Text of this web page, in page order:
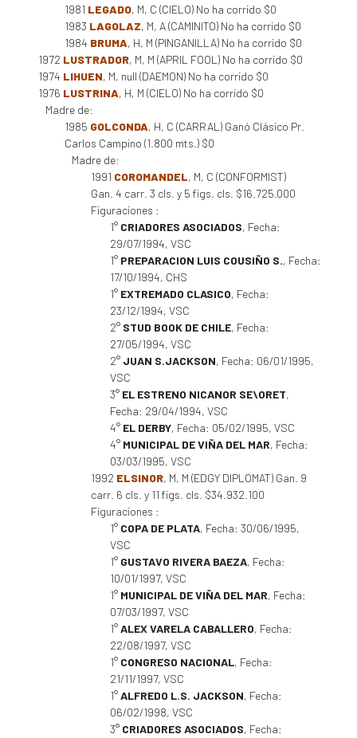
1981 LEGADO, M, C (CIELO) No ha corrido $0
1983 LAGOLAZ, M, A (CAMINITO) No ha corrido $0
1984 BRUMA, H, M (PINGANILLA) No ha corrido $0
1972 LUSTRADOR, M, M (APRIL FOOL) No ha corrido $0
1974 LIHUEN, M, null (DAEMON) No ha corrido $0
1976 LUSTRINA, H, M (CIELO) No ha corrido $0
Madre de:
1985 GOLCONDA, H, C (CARRAL) Ganó Clásico Pr.
Carlos Campino (1.800 mts.) $0
Madre de:
1991 COROMANDEL, M, C (CONFORMIST)
Gan. 4 carr. 3 cls. y 5 figs. cls. $16.725.000
Figuraciones :
1° CRIADORES ASOCIADOS, Fecha:
29/07/1994, VSC
1° PREPARACION LUIS COUSIÑO S., Fecha:
17/10/1994, CHS
1° EXTREMADO CLASICO, Fecha:
23/12/1994, VSC
2° STUD BOOK DE CHILE, Fecha:
27/05/1994, VSC
2° JUAN S.JACKSON, Fecha: 06/01/1995,
VSC
3° EL ESTRENO NICANOR SE\ORET,
Fecha: 29/04/1994, VSC
4° EL DERBY, Fecha: 05/02/1995, VSC
4° MUNICIPAL DE VIÑA DEL MAR, Fecha:
03/03/1995, VSC
1992 ELSINOR, M, M (EDGY DIPLOMAT) Gan. 9
carr. 6 cls. y 11 figs. cls. $34.932.100
Figuraciones :
1° COPA DE PLATA, Fecha: 30/06/1995,
VSC
1° GUSTAVO RIVERA BAEZA, Fecha:
10/01/1997, VSC
1° MUNICIPAL DE VIÑA DEL MAR, Fecha:
07/03/1997, VSC
1°ALEX VARELA CABALLERO, Fecha:
22/08/1997, VSC
1° CONGRESO NACIONAL, Fecha:
21/11/1997, VSC
1°ALFREDO L.S. JACKSON, Fecha:
06/02/1998, VSC
3° CRIADORES ASOCIADOS, Fecha: